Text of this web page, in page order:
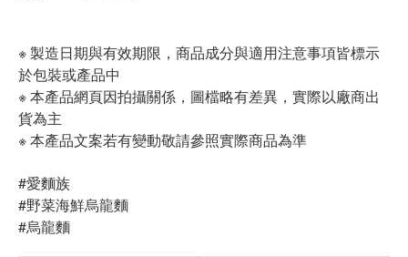
※ 製造日期與有效期限，商品成分與適用注意事項皆標示
於包裝或產品中
※ 本產品網頁因拍攝關係，圖檔略有差異，實際以廠商出
貨為主
※ 本產品文案若有變動敬請參照實際商品為準
#愛麵族
#野菜海鮮烏龍麵
#烏龍麵